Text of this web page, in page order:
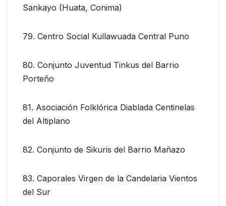
Sankayo (Huata, Conima)
79. Centro Social Kullawuada Central Puno
80. Conjunto Juventud Tinkus del Barrio
Porteño
81. Asociación Folklórica Diablada Centinelas
del Altiplano
82. Conjunto de Sikuris del Barrio Mañazo
83. Caporales Virgen de la Candelaria Vientos
del Sur